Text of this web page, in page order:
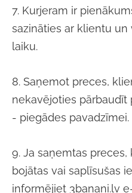
7. Kurjeram ir
sazināties ar klientu
laiku.
8. Saņemot preces,
nekavējoties
- piegādes pavadzīmei.
9. Ja saņemtas preces,
bojātas vai saplīsušas
informējiet 3banani.lv